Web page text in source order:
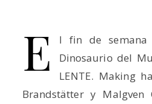
E
l fin de semana
Dinosaurio del
LENTE. Making
Brandstätter y